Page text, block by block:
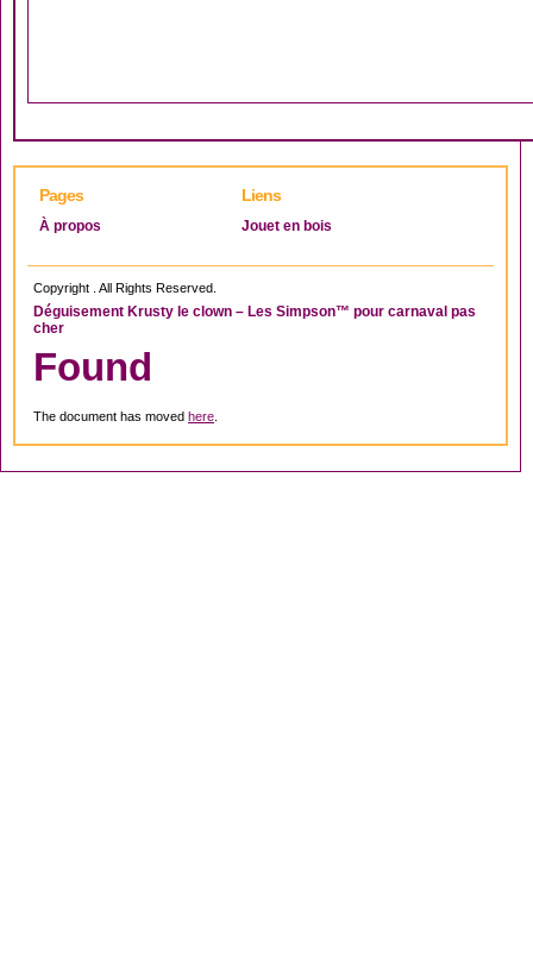
Pages
À propos
Liens
Jouet en bois
Copyright . All Rights Reserved.
Déguisement Krusty le clown – Les Simpson™ pour carnaval pas
cher
Found
The document has moved here